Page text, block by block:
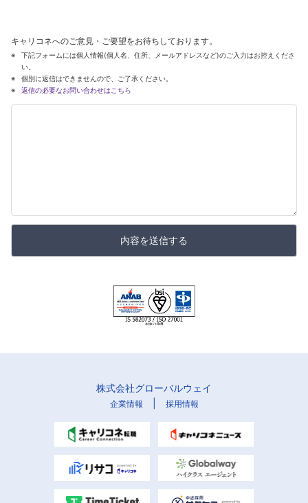
キャリコネへのご意見・ご要望をお待ちしております。
下記フォームには個人情報(個人名、住所、メールアドレスなど)のご入力はお控えくださ
い。
個別に返信はできませんので、ご了承ください。
返信の必要なお問い合わせはこちら
内容を送信する
株式会社グローバルウェイ
企業情報 採用情報